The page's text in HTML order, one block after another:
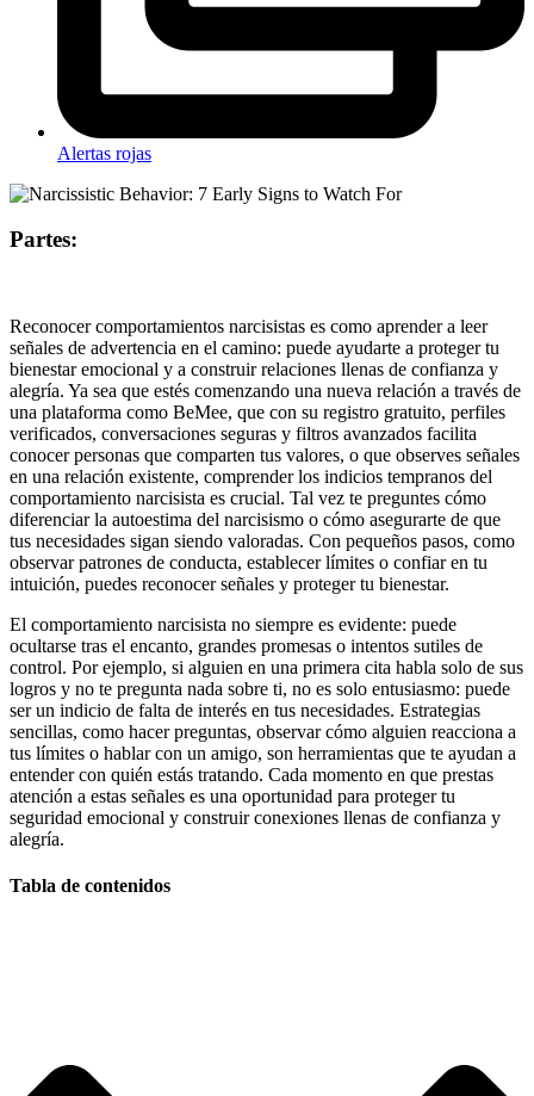
Alertas rojas
Partes:
Reconocer comportamientos narcisistas es como aprender a leer
señales de advertencia en el camino: puede ayudarte a proteger tu
bienestar emocional y a construir relaciones llenas de confianza y
alegría. Ya sea que estés comenzando una nueva relación a través de
una plataforma como BeMee, que con su registro gratuito, perfiles
verificados, conversaciones seguras y filtros avanzados facilita
conocer personas que comparten tus valores, o que observes señales
en una relación existente, comprender los indicios tempranos del
comportamiento narcisista es crucial. Tal vez te preguntes cómo
diferenciar la autoestima del narcisismo o cómo asegurarte de que
tus necesidades sigan siendo valoradas. Con pequeños pasos, como
observar patrones de conducta, establecer límites o confiar en tu
intuición, puedes reconocer señales y proteger tu bienestar.
El comportamiento narcisista no siempre es evidente: puede
ocultarse tras el encanto, grandes promesas o intentos sutiles de
control. Por ejemplo, si alguien en una primera cita habla solo de sus
logros y no te pregunta nada sobre ti, no es solo entusiasmo: puede
ser un indicio de falta de interés en tus necesidades. Estrategias
sencillas, como hacer preguntas, observar cómo alguien reacciona a
tus límites o hablar con un amigo, son herramientas que te ayudan a
entender con quién estás tratando. Cada momento en que prestas
atención a estas señales es una oportunidad para proteger tu
seguridad emocional y construir conexiones llenas de confianza y
alegría.
Tabla de contenidos